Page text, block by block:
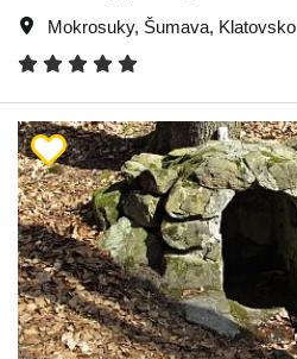
Mokrosuky, Šumava, Klatovsko